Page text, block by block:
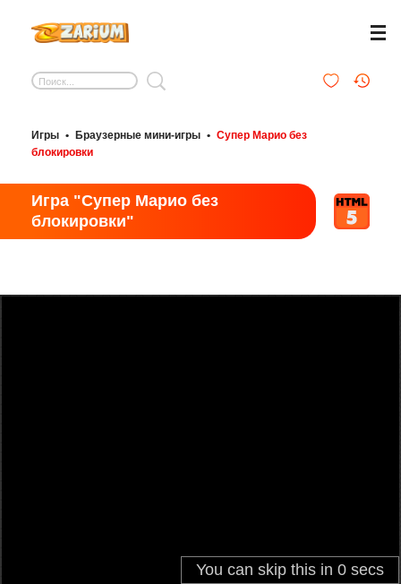
Игры • Браузерные мини-игры • Супер Марио без
блокировки
Игра "Супер Марио без
блокировки"